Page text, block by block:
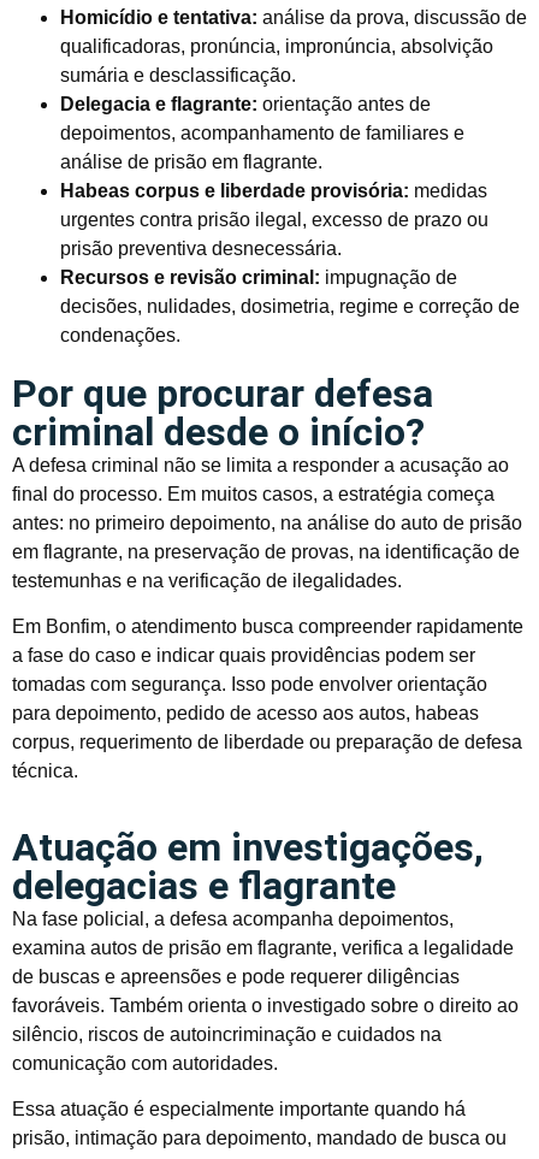
Homicídio e tentativa: análise da prova, discussão de
qualificadoras, pronúncia, impronúncia, absolvição
sumária e desclassificação.
Delegacia e flagrante: orientação antes de
depoimentos, acompanhamento de familiares e
análise de prisão em flagrante.
Habeas corpus e liberdade provisória: medidas
urgentes contra prisão ilegal, excesso de prazo ou
prisão preventiva desnecessária.
Recursos e revisão criminal: impugnação de
decisões, nulidades, dosimetria, regime e correção de
condenações.
Por que procurar defesa
criminal desde o início?
A defesa criminal não se limita a responder a acusação ao
final do processo. Em muitos casos, a estratégia começa
antes: no primeiro depoimento, na análise do auto de prisão
em flagrante, na preservação de provas, na identificação de
testemunhas e na verificação de ilegalidades.
Em Bonfim, o atendimento busca compreender rapidamente
a fase do caso e indicar quais providências podem ser
tomadas com segurança. Isso pode envolver orientação
para depoimento, pedido de acesso aos autos, habeas
corpus, requerimento de liberdade ou preparação de defesa
técnica.
Atuação em investigações,
delegacias e flagrante
Na fase policial, a defesa acompanha depoimentos,
examina autos de prisão em flagrante, verifica a legalidade
de buscas e apreensões e pode requerer diligências
favoráveis. Também orienta o investigado sobre o direito ao
silêncio, riscos de autoincriminação e cuidados na
comunicação com autoridades.
Essa atuação é especialmente importante quando há
prisão, intimação para depoimento, mandado de busca ou